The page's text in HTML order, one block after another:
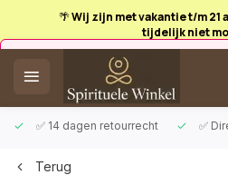
🌴 Wij zijn met vakantie t/m
tijdelijk niet
✅ 14 dagen retourrecht ✅
Afrekenen is
Terug